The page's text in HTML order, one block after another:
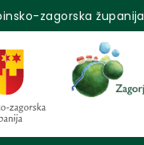
zagorska županija